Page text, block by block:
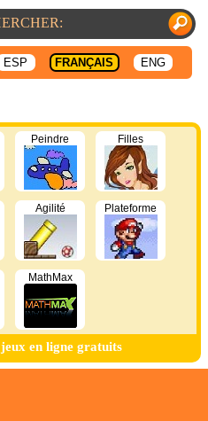
ESP FRANÇAIS ENG
Peindre Filles
Agilité Plateforme
MathMax
jeux en ligne gratuits